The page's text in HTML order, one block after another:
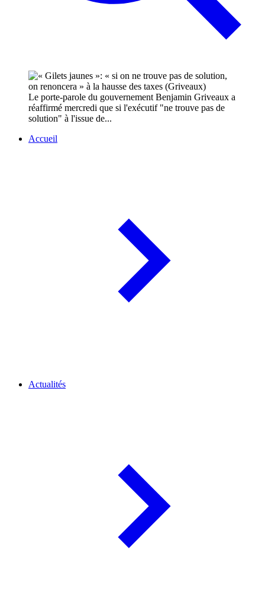
Le porte-parole du gouvernement Benjamin Griveaux a
réaffirmé mercredi que si l'exécutif "ne trouve pas de
solution" à l'issue de...
Accueil
Actualités